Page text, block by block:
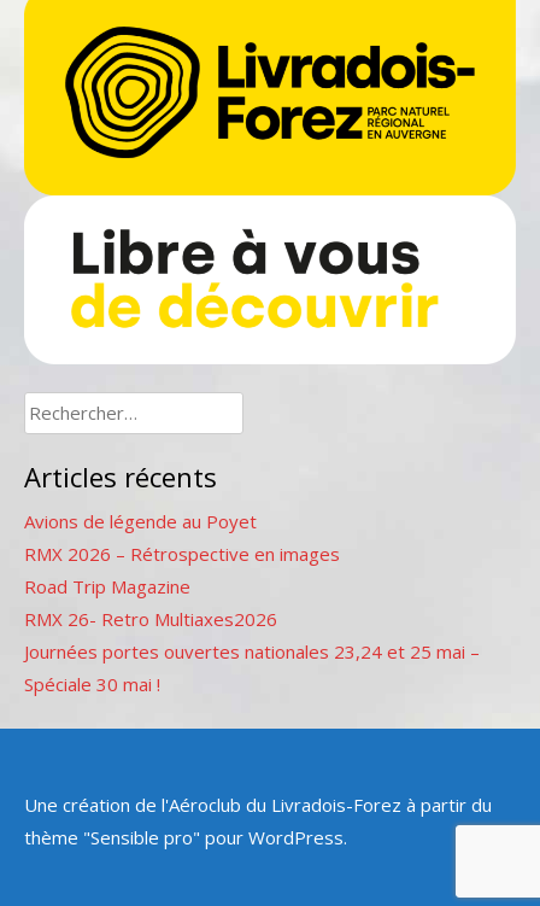
Rechercher :
Articles récents
Avions de légende au Poyet
RMX 2026 – Rétrospective en images
Road Trip Magazine
RMX 26- Retro Multiaxes2026
Journées portes ouvertes nationales 23,24 et 25 mai –
Spéciale 30 mai !
Une création de l'Aéroclub du Livradois-Forez à partir du
thème "Sensible pro" pour WordPress.